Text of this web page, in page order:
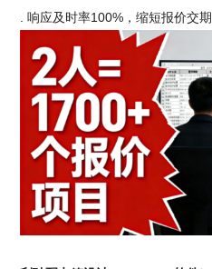
. 响应及时率100%，缩短报价交